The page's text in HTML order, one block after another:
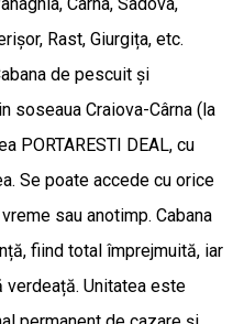
Rast, Giurgița, etc.
de pescuit și
soseaua Craiova-Cârna (la
PORTARESTI DEAL, cu
Se poate accede cu orice
sau anotimp. Cabana
fiind total împrejmuită, iar
verdeață. Unitatea este